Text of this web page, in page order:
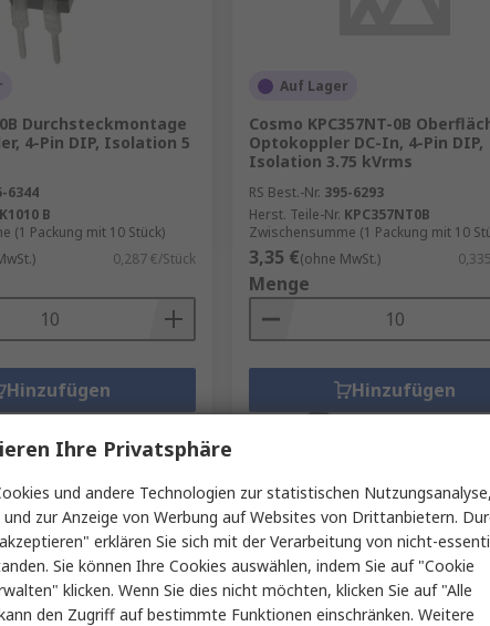
Durchsteckmontage
4-Pin DIP, Isolation 5
6344
K1010 B
(1 Packung mit 10 Stück)
0,287 €/Stück
Hinzufügen
Auf Lager
Cosmo KPC357NT-0B
Optokoppler DC-In, 4-Pin DIP,
Isolation 3.75 kVrms
RS Best.-Nr. 395-6293
Herst. Teile-Nr. KPC357NT0B
Zwischensumme (1 Packung mit 10
3,35 €(ohne MwSt.)
Menge
Hinzufügen
Ihre Privatsphäre
und andere Technologien zur statistischen
und zur Anzeige von Werbung auf Websites von Drittanbietern.
erklären Sie sich mit der Verarbeitung von nicht-
Sie können Ihre Cookies auswählen, indem Sie auf "Cookie
klicken. Wenn Sie dies nicht möchten, klicken Sie auf "Alle
den Zugriff auf bestimmte Funktionen einschränken. Weitere